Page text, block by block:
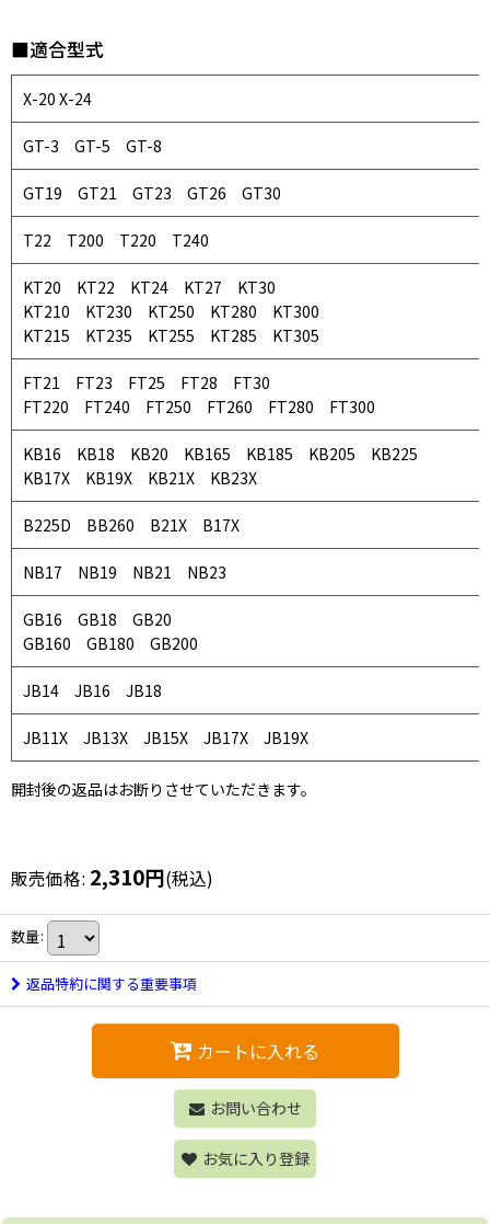
■適合型式
X-20 X-24
GT-3 GT-5 GT-8
GT19 GT21 GT23 GT26 GT30
T22 T200 T220 T240
KT20 KT22 KT24 KT27 KT30
KT210 KT230 KT250 KT280 KT300
KT215 KT235 KT255 KT285 KT305
FT21 FT23 FT25 FT28 FT30
FT220 FT240 FT250 FT260 FT280 FT300
KB16 KB18 KB20 KB165 KB185 KB205 KB225
KB17X KB19X KB21X KB23X
B225D BB260 B21X B17X
NB17 NB19 NB21 NB23
GB16 GB18 GB20
GB160 GB180 GB200
JB14 JB16 JB18
JB11X JB13X JB15X JB17X JB19X
開封後の返品はお断りさせていただきます。
販売価格: 2,310円(税込)
数量:
返品特約に関する重要事項
カートに入れる
お問い合わせ
お気に入り登録